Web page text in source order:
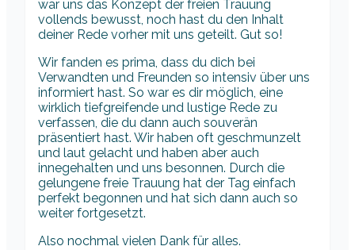
war uns das Konzept der freien Trauung
vollends bewusst, noch hast du den Inhalt
deiner Rede vorher mit uns geteilt. Gut so!
Wir fanden es prima, dass du dich bei
Verwandten und Freunden so intensiv über uns
informiert hast. So war es dir möglich, eine
wirklich tiefgreifende und lustige Rede zu
verfassen, die du dann auch souverän
präsentiert hast. Wir haben oft geschmunzelt
und laut gelacht und haben aber auch
innegehalten und uns besonnen. Durch die
gelungene freie Trauung hat der Tag einfach
perfekt begonnen und hat sich dann auch so
weiter fortgesetzt.
Also nochmal vielen Dank für alles.